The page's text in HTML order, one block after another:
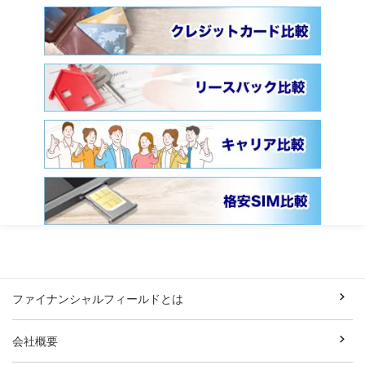
ファイナンシャルフィールドとは
会社概要